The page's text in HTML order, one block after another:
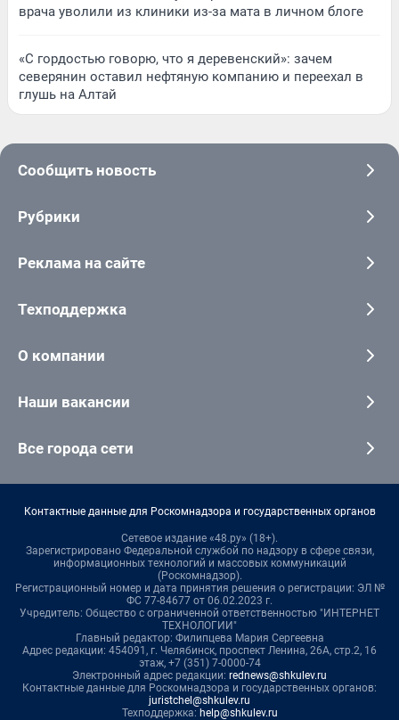
врача уволили из клиники из-за мата в личном блоге
«С гордостью говорю, что я деревенский»: зачем
северянин оставил нефтяную компанию и переехал в
глушь на Алтай
Сообщить новость
Рубрики
Реклама на сайте
Техподдержка
О компании
Наши вакансии
Все города сети
Контактные данные для Роскомнадзора и государственных органов
Сетевое издание «48.ру» (18+).
Зарегистрировано Федеральной службой по надзору в сфере связи,
информационных технологий и массовых коммуникаций
(Роскомнадзор).
Регистрационный номер и дата принятия решения о регистрации: ЭЛ №
ФС 77-84677 от 06.02.2023 г.
Учредитель: Общество с ограниченной ответственностью "ИНТЕРНЕТ
ТЕХНОЛОГИИ"
Главный редактор: Филипцева Мария Сергеевна
Адрес редакции: 454091, г. Челябинск, проспект Ленина, 26А, стр.2, 16
этаж, +7 (351) 7-0000-74
Электронный адрес редакции: rednews@shkulev.ru
Контактные данные для Роскомнадзора и государственных органов:
juristchel@shkulev.ru
Техподдержка: help@shkulev.ru